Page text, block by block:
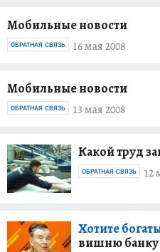
Мобильные новости
16 мая 2008
ОБРАТНАЯ СВЯЗЬ
Мобильные новости
13 мая 2008
ОБРАТНАЯ СВЯЗЬ
Какой труд
12
ОБРАТНАЯ СВЯЗЬ
Хотите
вишню банку